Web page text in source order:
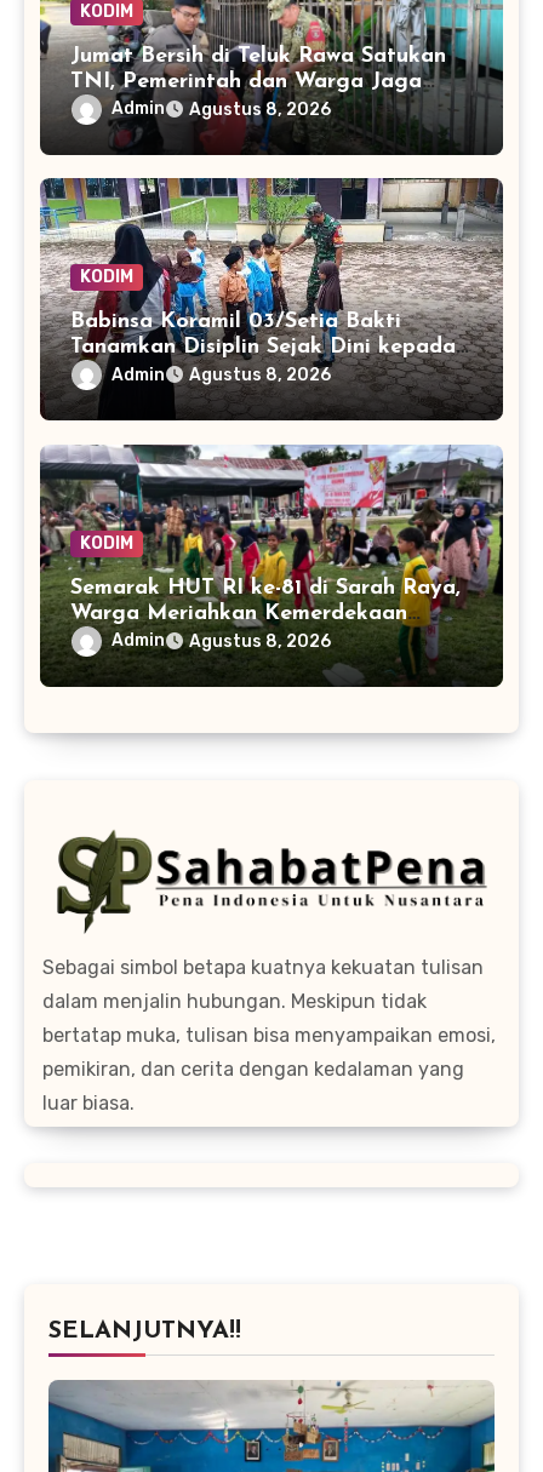
KODIM
Jumat Bersih di Teluk Rawa Satukan
TNI, Pemerintah dan Warga Jaga
Lingkungan
Admin Agustus 8, 2026
KODIM
Babinsa Koramil 03/Setia Bakti
Tanamkan Disiplin Sejak Dini kepada
Siswa SDN 8 Aceh Jaya
Admin Agustus 8, 2026
KODIM
Semarak HUT RI ke-81 di Sarah Raya,
Warga Meriahkan Kemerdekaan
dengan Lomba Balap Karung
Admin Agustus 8, 2026
Sebagai simbol betapa kuatnya kekuatan tulisan
dalam menjalin hubungan. Meskipun tidak
bertatap muka, tulisan bisa menyampaikan emosi,
pemikiran, dan cerita dengan kedalaman yang
luar biasa.
SELANJUTNYA!!